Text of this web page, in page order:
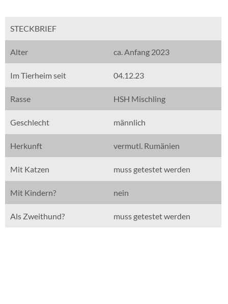
STECKBRIEF
Alter ca. Anfang 2023
Im Tierheim seit 04.12.23
Rasse HSH Mischling
Geschlecht männlich
Herkunft vermutl. Rumänien
Mit Katzen muss getestet werden
Mit Kindern? nein
Als Zweithund? muss getestet werden